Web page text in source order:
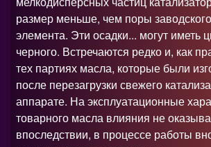
размер меньше, чем поры
элемента. Эти осадки... могут иметь
черного. Встречаются редко и, как
тех партиях масла, которые были
после перезагрузки свежего
аппарате. На эксплуатационные
товарного масла влияния не
впоследствии, в процессе работы